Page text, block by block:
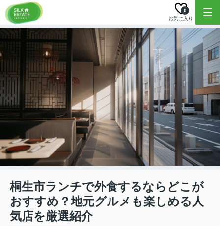
お気に入り
0
桐生市ランチで外食するならどこが
おすすめ？地元グルメも楽しめる人
気店を厳選紹介